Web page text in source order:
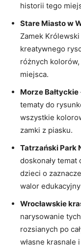
historii⁤ tego
Stare Miasto w
Zamek
kreatywnego
różnych
miejsca.
Morze⁣ Bałtyckie
tematy do
⁢wszystkie
zamki⁤ z piasku.
Tatrzański‍ Park
doskonały
dzieci o
walor
Wrocławskie‍
narysowanie
rozsianych⁢ po
własne krasnale